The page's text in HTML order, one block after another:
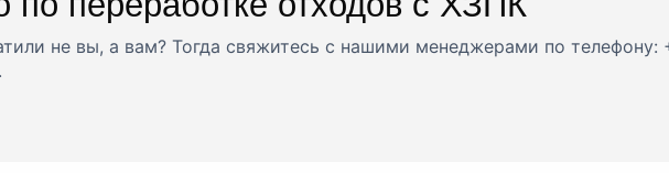
не вы, а вам? Тогда свяжитесь с нашими менеджерами по